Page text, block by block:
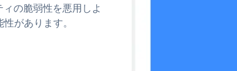
の脆弱性を悪用しよ
があります。